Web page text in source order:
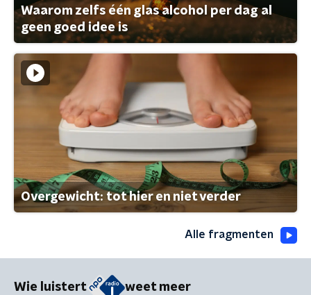
Waarom zelfs één glas alcohol per dag al
geen goed idee is
Overgewicht: tot hier en niet verder
Alle fragmenten
Wie luistert weet meer